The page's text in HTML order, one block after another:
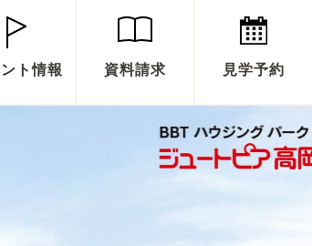
ト情報 資料請求 見学予約